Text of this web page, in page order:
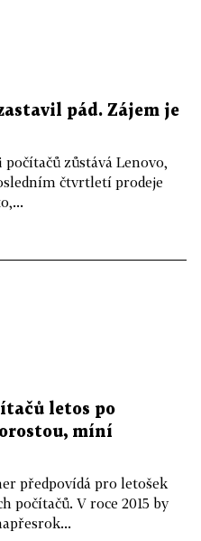
pád. Zájem je
zůstává Lenovo,
čtvrtletí prodeje
letos po
míní
předpovídá pro letošek
počítačů. V roce 2015 by